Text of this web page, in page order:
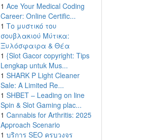
1 Ace Your Medical Coding
Career: Online Certific...
1 Το μυστικό του
σουβλακιού Μύτικα:
Ξυλόσφαιρα & Θέα
1 {Slot Gacor copyright: Tips
Lengkap untuk Mus...
1 SHARK P Light Cleaner
Sale: A Limited Re...
1 SHBET – Leading on line
Spin & Slot Gaming plac...
1 Cannabis for Arthritis: 2025
Approach Scenario
1 บริการ SEO ครบวงจร